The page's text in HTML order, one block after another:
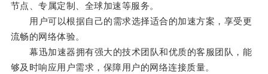
节点、专属定制、全球加速等服务。
用户可以根据自己的需求选择适合的加速方案，享受更
流畅的网络体验。
幕迅加速器拥有强大的技术团队和优质的客服团队，能
够及时响应用户需求，保障用户的网络连接质量。